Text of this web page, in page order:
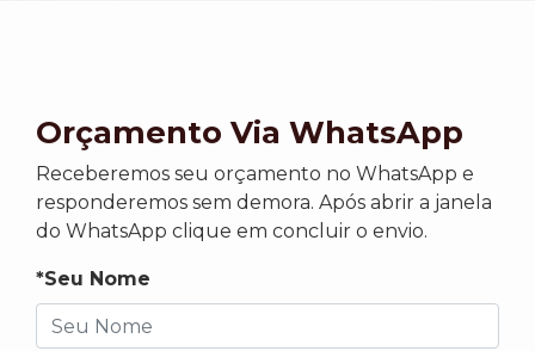
Orçamento Via WhatsApp
Receberemos seu orçamento no WhatsApp e
responderemos sem demora. Após abrir a janela
do WhatsApp clique em concluir o envio.
*Seu Nome